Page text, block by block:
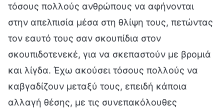
τόσους πολλούς ανθρώπους να αφήνονται
στην απελπισία μέσα στη θλίψη τους, πετώντας
τον εαυτό τους σαν σκουπίδια στον
σκουπιδοτενεκέ, για να σκεπαστούν με βρομιά
και λίγδα. Έχω ακούσει τόσους πολλούς να
καβγαδίζουν μεταξύ τους, επειδή κάποια
αλλαγή θέσης, με τις συνεπακόλουθες